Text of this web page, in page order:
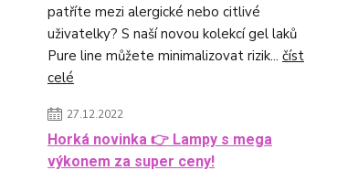
patříte mezi alergické nebo citlivé
uživatelky? S naší novou kolekcí gel laků
Pure line můžete minimalizovat rizik... číst
celé
27.12.2022
Horká novinka 👉 Lampy s mega
výkonem za super ceny!